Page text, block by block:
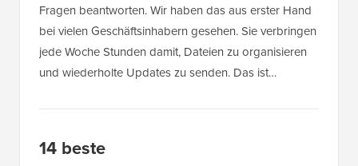
Fragen beantworten. Wir haben das aus erster Hand
bei vielen Geschäftsinhabern gesehen. Sie verbringen
jede Woche Stunden damit, Dateien zu organisieren
und wiederholte Updates zu senden. Das ist…
14 beste